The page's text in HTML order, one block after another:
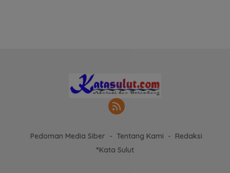
Pedoman Media Siber Tentang Kami
Redaksi
°Kata Sulut